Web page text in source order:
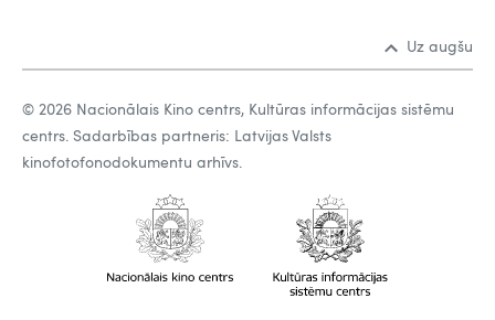
Uz augšu
© 2026 Nacionālais Kino centrs, Kultūras informācijas sistēmu
centrs. Sadarbības partneris: Latvijas Valsts
kinofotofonodokumentu arhīvs.